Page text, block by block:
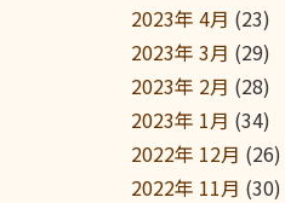
2023年 4月 (23)
2023年 3月 (29)
2023年 2月 (28)
2023年 1月 (34)
2022年 12月 (26)
2022年 11月 (30)